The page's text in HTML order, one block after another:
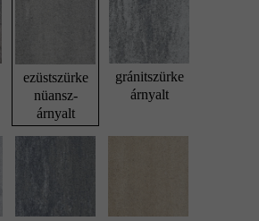
ezüstszürke
nüansz-
árnyalt
gránitszürke
árnyalt